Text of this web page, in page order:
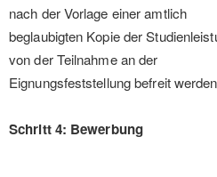
nach der Vorlage einer amtlich
beglaubigten Kopie der
von der Teilnahme an der
Eignungsfeststellung befreit
Schritt 4: Bewerbung